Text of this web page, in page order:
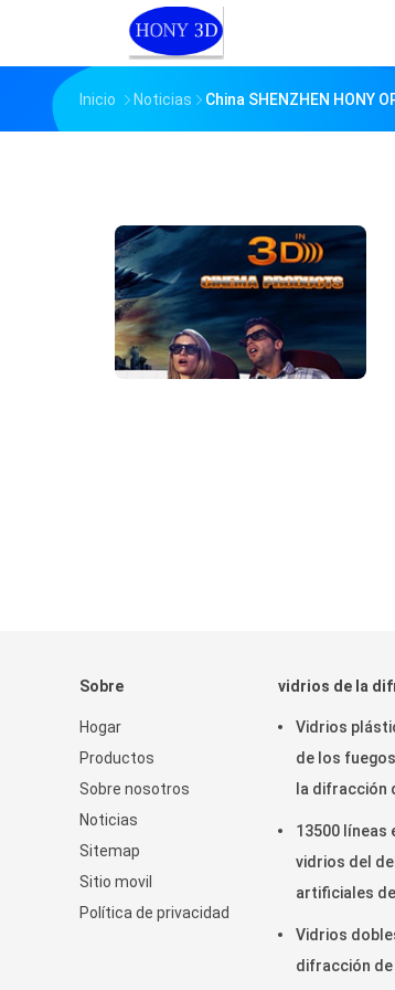
Inicio Noticias China SHENZHEN HONY
Sobre
Hogar
Productos
Sobre nosotros
Noticias
Sitemap
Sitio movil
Política de privacidad
vidrios de la
Vidrios
de los
la difracción
13500 líneas
vidrios del
artificiales
Vidrios
difracción